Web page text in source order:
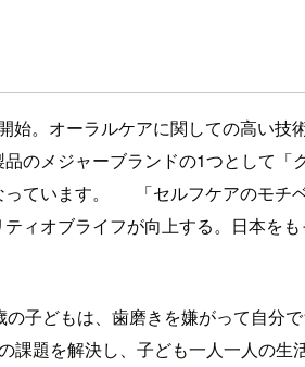
。オーラルケアに関しての高い
のメジャーブランドの1つとして
ています。 「セルフケアのモチ
ィオブライフが向上する。日本を
子どもは、歯磨きを嫌がって自分
題を解決し、子ども一人一人の